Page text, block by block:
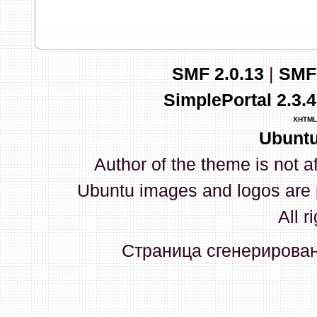
03 Апреля 2026, 10:02:33
whookey:GenKass: с
03 Апреля 2026, 05:22:56
GenKass:По тому же
02 Апреля 2026, 12:56:37
GenKass:Всем доброго
серии (6592) 1-1245, 3-
прошить до 7926, чтобы
Атол 11 видится в системе
SMF 2.0.13|
SimplePortal
XHTML
Author of the theme is not
Ubuntu images and logos
All
Страница